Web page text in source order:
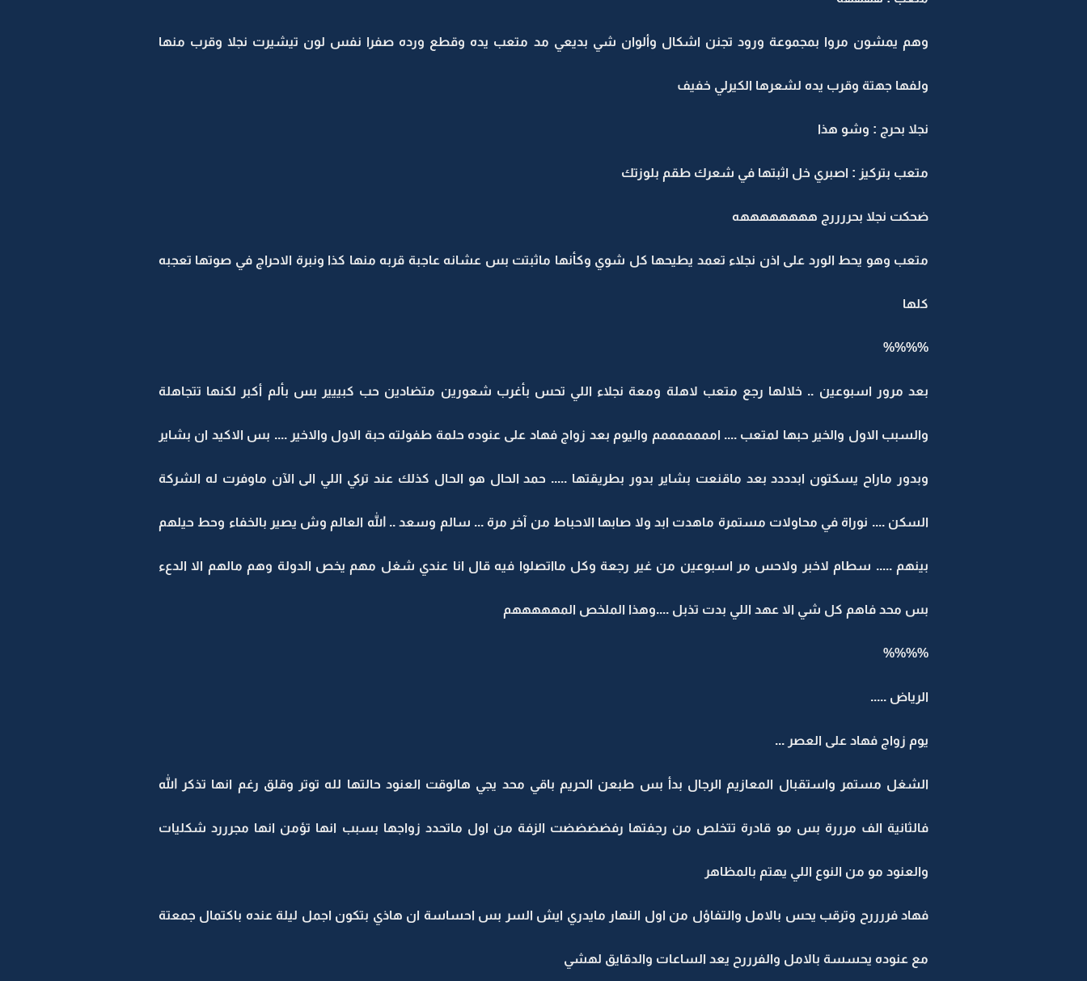
وهم يمشون مروا بمجموعة ورود تجنن اشكال وألوان شي بديعي مد متعب يده وقطع ورده صفرا نفس لون تيشيرت نجلا وقرب منها
ولفها جهتة وقرب يده لشعرها الكيرلي خفيف
نجلا بحرج : وشو هذا
متعب بتركيز : اصبري خل اثبتها في شعرك طقم بلوزتك
ضحكت نجلا بحررررج ههههههههه
متعب وهو يحط الورد على اذن نجلاء تعمد يطيحها كل شوي وكأنها ماثبتت بس عشانه عاجبة قربه منها كذا ونبرة الاحراج في صوتها تعجبه
كلها
%%%%
بعد مرور اسبوعين .. خلالها رجع متعب لاهلة ومعة نجلاء اللي تحس بأغرب شعورين متضادين حب كبييير بس بألم أكبر لكنها تتجاهلة
والسبب الاول والخير حبها لمتعب .... امممممممم واليوم بعد زواج فهاد على عنوده حلمة طفولته حبة الاول والاخير .... بس الاكيد ان بشاير
وبدور ماراح يسكتون ابدددد بعد ماقنعت بشاير بدور بطريقتها ..... حمد الحال هو الحال كذلك عند تركي اللي الى الآن ماوفرت له الشركة
السكن .... نوراة في محاولات مستمرة ماهدت ابد ولا صابها الاحباط من آخر مرة ... سالم وسعد .. الله العالم وش يصير بالخفاء وحط حيلهم
بينهم ..... سطام لاخبر ولاحس مر اسبوعين من غير رجعة وكل مااتصلوا فيه قال انا عندي شغل مهم يخص الدولة وهم مالهم الا الدعء
بس محد فاهم كل شي الا عهد اللي بدت تذبل ....وهذا الملخص المهههههم
%%%%
الرياض .....
يوم زواج فهاد على العصر ...
الشغل مستمر واستقبال المعازيم الرجال بدأ بس طبعن الحريم باقي محد يجي هالوقت العنود حالتها لله توتر وقلق رغم انها تذكر الله
فالثانية الف مرررة بس مو قادرة تتخلص من رجفتها رفضضضضت الزفة من اول ماتحدد زواجها بسبب انها تؤمن انها مجرررد شكليات
والعنود مو من النوع اللي يهتم بالمظاهر
فهاد فررررح وترقب يحس بالامل والتفاؤل من اول النهار مايدري ايش السر بس احساسة ان هاذي بتكون اجمل ليلة عنده باكتمال جمعتة
مع عنوده يحسسة بالامل والفرررح يعد الساعات والدقايق لهشي